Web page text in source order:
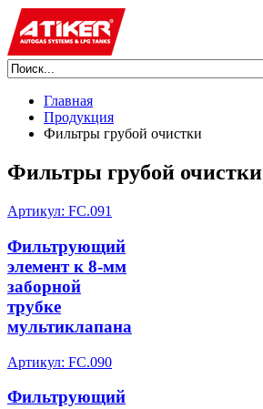
Главная
Продукция
Фильтры грубой очистки
Фильтры грубой очистки
Артикул: FC.091
Фильтрующий
элемент к 8-мм
заборной
трубке
мультиклапана
Артикул: FC.090
Фильтрующий